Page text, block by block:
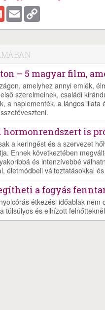
Gmail Email
– 5 magyar film,
amelyhez annyi emlék,
szerelmeinek, családi
a naplementék, a lángos
hormonrendszert is
a keringést és a szervezet
Ennek következtében
és intenzívebbé
életmódbeli változtatásokkal
a fogyás
étkezési időablak
túlsúlyos és elhízott